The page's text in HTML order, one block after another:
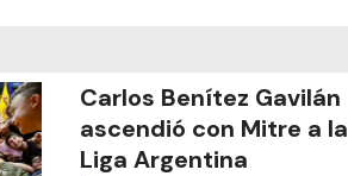
Carlos Benítez Gavilán
ascendió con Mitre a la
Liga Argentina